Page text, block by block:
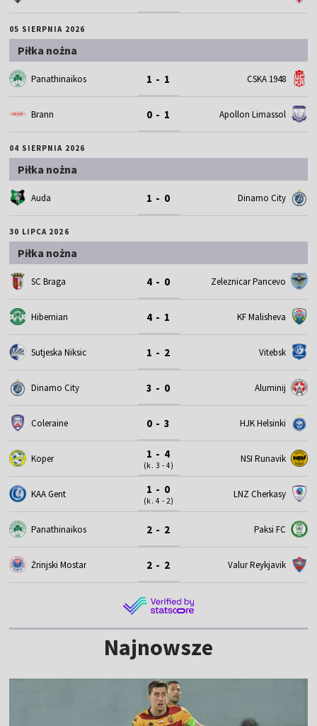
05 SIERPNIA 2026
Piłka nożna
Panathinaikos 1 - 1 CSKA 1948
Brann 0 - 1 Apollon Limassol
04 SIERPNIA 2026
Piłka nożna
Auda 1 - 0 Dinamo City
30 LIPCA 2026
Piłka nożna
SC Braga 4 - 0 Zeleznicar Pancevo
Hibernian 4 - 1 KF Malisheva
Sutjeska Niksic 1 - 2 Vitebsk
Dinamo City 3 - 0 Aluminij
Coleraine 0 - 3 HJK Helsinki
Koper 1 - 4
(k. 3 - 4)
NSI Runavik
KAA Gent 1 - 0
(k. 4 - 2)
LNZ Cherkasy
Panathinaikos 2 - 2 Paksi FC
Żrinjski Mostar 2 - 2 Valur Reykjavik
Najnowsze